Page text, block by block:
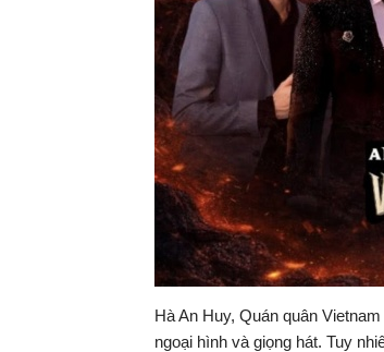
Hà An Huy, Quán quân
ngoại hình và giọng hát. Tuy